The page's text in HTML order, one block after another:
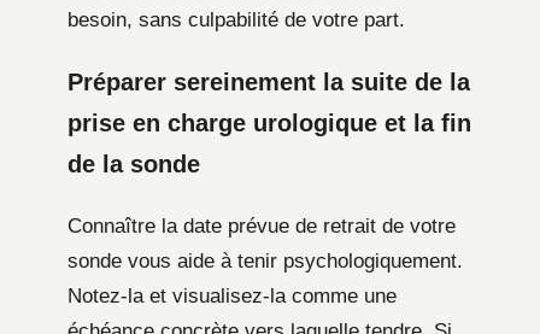
besoin, sans culpabilité de votre part.
Préparer sereinement la suite de la
prise en charge urologique et la fin
de la sonde
Connaître la date prévue de retrait de votre
sonde vous aide à tenir psychologiquement.
Notez-la et visualisez-la comme une